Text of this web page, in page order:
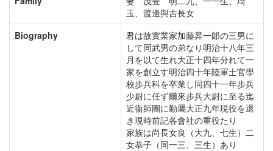
玉、渡邊與吉長女
Biography
君は故實業家加藤昇一郞の三男に
して同武男の弟なり明治十八年三
月を以て生れ大正十四年分れて一
家を創立す明治四十年陸軍士官學
校步兵科を卒業し同四十一年步兵
少尉に任ず爾來步兵大尉に至る迄
近衞師團に勤屬大正九年現役を退
き現時前記各會社の重役たり
家族は尚長女良（大九、七生）二
女恭子（同一三、三生）あり